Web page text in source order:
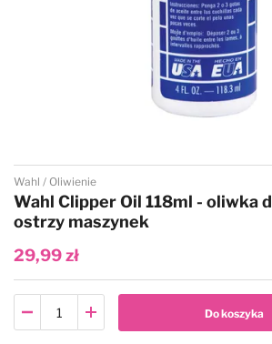
Przejdź na początek galerii
Wahl Oliwienie
Wahl Clipper Oil 118ml - oliwka
ostrzy maszynek
29,99 zł